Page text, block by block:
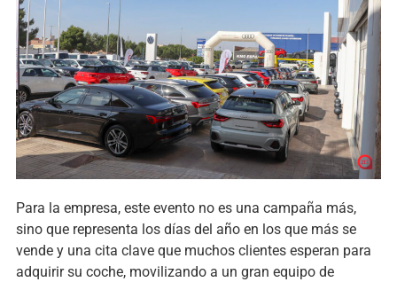
Para la empresa, este evento no es una campaña más,
sino que representa los días del año en los que más se
vende y una cita clave que muchos clientes esperan para
adquirir su coche, movilizando a un gran equipo de